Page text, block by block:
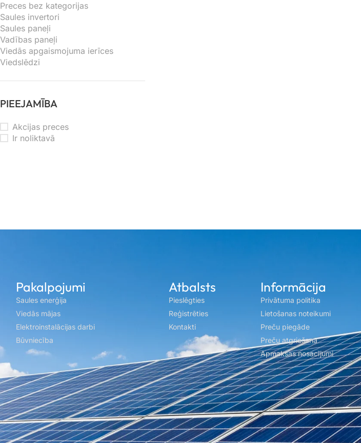
Preces bez kategorijas
Saules invertori
Saules paneļi
Vadības paneļi
Viedās apgaismojuma ierīces
Viedslēdzi
PIEEJAMĪBA
Akcijas preces
Ir noliktavā
Pakalpojumi
Saules enerģija
Viedās mājas
Elektroinstalācijas darbi
Būvniecība
Atbalsts
Pieslēgties
Reģistrēties
Kontakti
Informācija
Privātuma politika
Lietošanas noteikumi
Preču piegāde
Preču atgriešana
Apmaksas nosacījumi